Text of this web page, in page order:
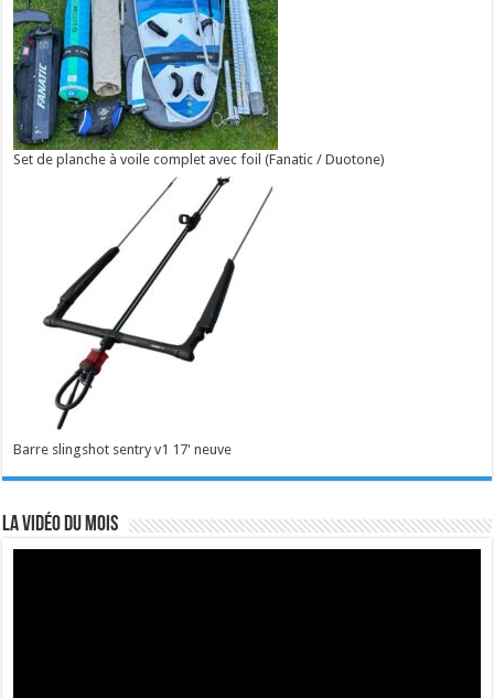
Set de planche à voile complet avec foil (Fanatic / Duotone)
Barre slingshot sentry v1 17' neuve
La vidéo du mois